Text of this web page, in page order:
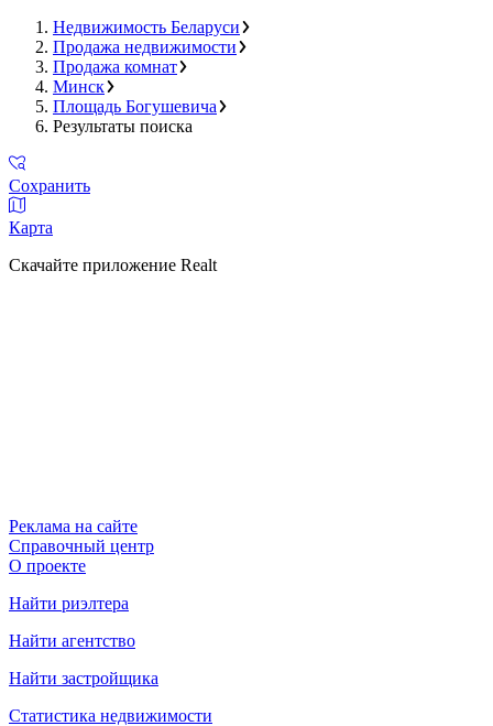
Недвижимость Беларуси
Продажа недвижимости
Продажа комнат
Минск
Площадь Богушевича
Результаты поиска
Сохранить
Карта
Скачайте приложение Realt
Реклама на сайте
Справочный центр
О проекте
Найти риэлтера
Найти агентство
Найти застройщика
Статистика недвижимости